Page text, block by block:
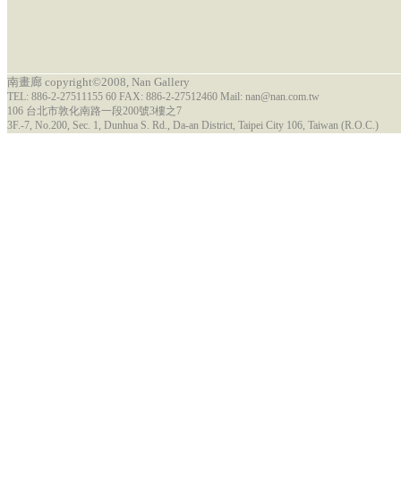
南畫廊 copyright©2008, Nan Gallery
TEL: 886-2-27511155 60 FAX: 886-2-27512460 Mail: nan@nan.com.tw
106 台北市敦化南路一段200號3樓之7
3F.-7, No.200, Sec. 1, Dunhua S. Rd., Da-an District, Taipei City 106, Taiwan (R.O.C.)